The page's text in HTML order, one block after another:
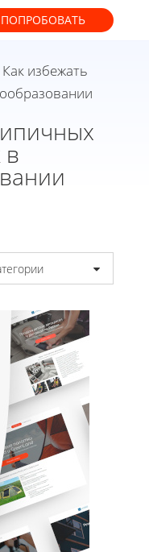
ПОПРОБОВАТЬ
избежать